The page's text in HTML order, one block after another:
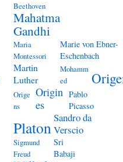
Beethoven
Mahatma
Gandhi
Maria
Montessori
Marie von Ebner-
Eschenbach
Martin
Luther
Mohamm
ed
Orige
ns
Origin
es
Pablo
Picasso
Platon
Sandro da
Verscio
Sigmund
Freud
Sri
Babaji